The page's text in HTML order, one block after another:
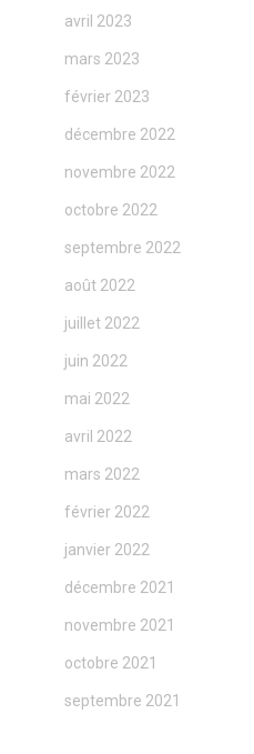
avril 2023
mars 2023
février 2023
décembre 2022
novembre 2022
octobre 2022
septembre 2022
août 2022
juillet 2022
juin 2022
mai 2022
avril 2022
mars 2022
février 2022
janvier 2022
décembre 2021
novembre 2021
octobre 2021
septembre 2021